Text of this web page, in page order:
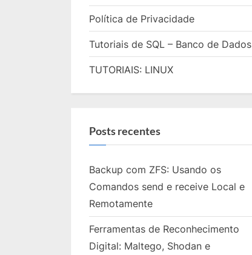
Política de Privacidade
Tutoriais de SQL – Banco de Dados
TUTORIAIS: LINUX
Posts recentes
Backup com ZFS: Usando os
Comandos send e receive Local e
Remotamente
Ferramentas de Reconhecimento
Digital: Maltego, Shodan e